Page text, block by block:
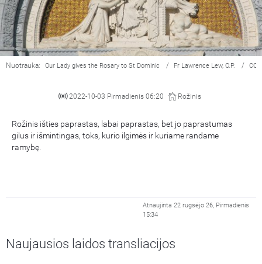
Nuotrauka: Our Lady gives the Rosary to St Dominic / Fr Lawrence Lew, O.P. / CC
2022-10-03 Pirmadienis 06:20 Rožinis
Rožinis išties paprastas, labai paprastas, bet jo paprastumas
gilus ir išmintingas, toks, kurio ilgimės ir kuriame randame
ramybę.
Atnaujinta 22 rugsėjo 26, Pirmadienis
15:34
Naujausios laidos transliacijos